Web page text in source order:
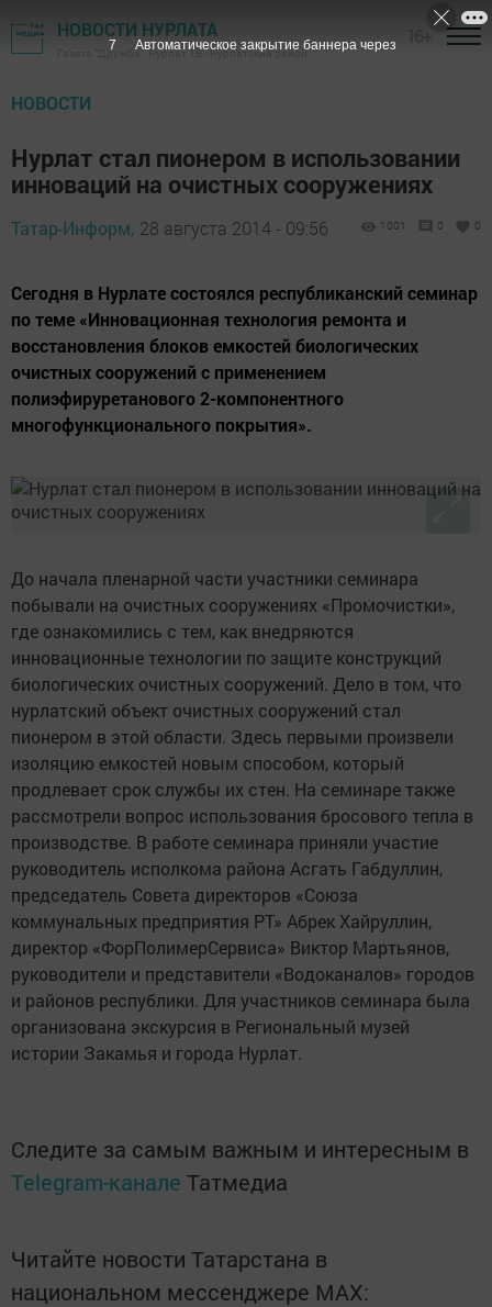
НОВОСТИ НУРЛАТА
Газета "Дружба", Нурлат ТВ - Нурлатский район
НОВОСТИ
Нурлат стал пионером в использовании
инноваций на очистных сооружениях
Татар-Информ, 28 августа 2014 - 09:56 1001 0 0
Сегодня в Нурлате состоялся республиканский семинар
по теме «Инновационная технология ремонта и
восстановления блоков емкостей биологических
очистных сооружений с применением
полиэфируретанового 2-компонентного
многофункционального покрытия».
До начала пленарной части участники семинара
побывали на очистных сооружениях «Промочистки»,
где ознакомились с тем, как внедряются
инновационные технологии по защите конструкций
биологических очистных сооружений. Дело в том, что
нурлатский объект очистных сооружений стал
пионером в этой области. Здесь первыми произвели
изоляцию емкостей новым способом, который
продлевает срок службы их стен. На семинаре также
рассмотрели вопрос использования бросового тепла в
производстве. В работе семинара приняли участие
руководитель исполкома района Асгать Габдуллин,
председатель Совета директоров «Союза
коммунальных предприятия РТ» Абрек Хайруллин,
директор «ФорПолимерСервиса» Виктор Мартьянов,
руководители и представители «Водоканалов» городов
и районов республики. Для участников семинара была
организована экскурсия в Региональный музей
истории Закамья и города Нурлат.
Следите за самым важным и интересным в
Telegram-канале Татмедиа
Читайте новости Татарстана в
национальном мессенджере MАХ:
6 Автоматическое закрытие баннера через